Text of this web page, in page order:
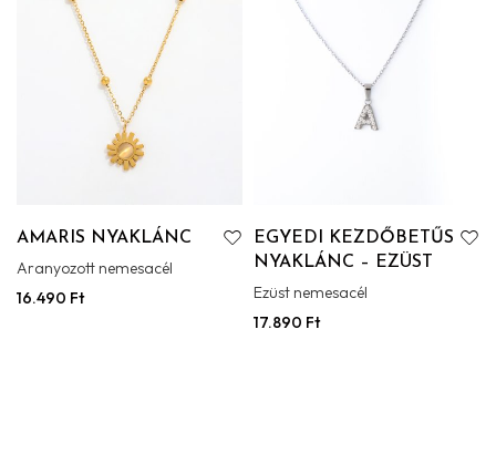
AMARIS NYAKLÁNC
Aranyozott nemesacél
16.490 Ft
EGYEDI KEZDŐBETŰS
NYAKLÁNC – EZÜST
Ezüst nemesacél
17.890 Ft